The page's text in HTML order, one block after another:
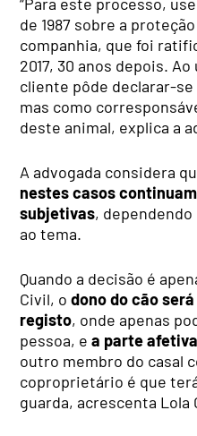
de 1987 sobre a
companhia, que foi
2017, 30 anos depois.
cliente pôde declarar-
mas como
deste animal, explica a
A advogada considera
nestes casos
subjetivas,
ao tema.
Quando a decisão é
Civil, odono do cão
registo, onde apenas
pessoa, ea parte
outro membro do casal
coproprietário é que
guarda, acrescenta Lola